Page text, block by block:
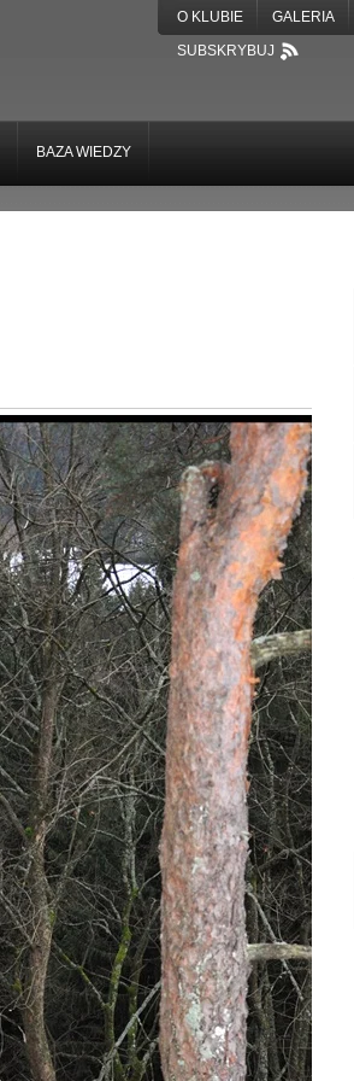
O KLUBIE GALERIA
SUBSKRYBUJ
BAZA WIEDZY